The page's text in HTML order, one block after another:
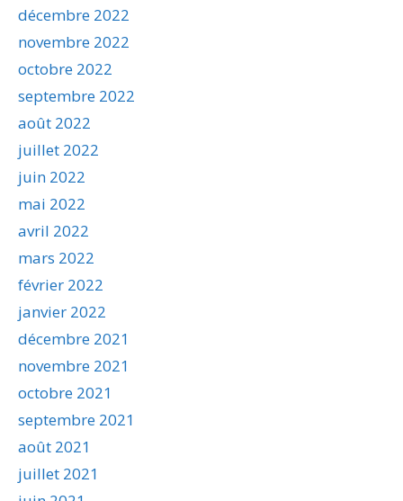
décembre 2022
novembre 2022
octobre 2022
septembre 2022
août 2022
juillet 2022
juin 2022
mai 2022
avril 2022
mars 2022
février 2022
janvier 2022
décembre 2021
novembre 2021
octobre 2021
septembre 2021
août 2021
juillet 2021